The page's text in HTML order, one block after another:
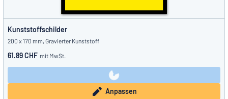
Kunststoffschilder
200 x 170 mm, Gravierter Kunststoff
61.89 CHF mit MwSt.
Anpassen